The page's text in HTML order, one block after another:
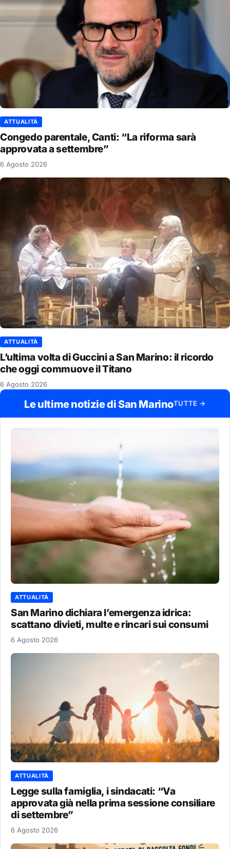
ATTUALITÀ
Congedo parentale, Canti: “La riforma sarà
approvata a settembre”
6 Agosto 2026
ATTUALITÀ
L’ultima volta di Guccini a San Marino: il ricordo
che oggi commuove il Titano
6 Agosto 2026
Le ultime notizie di San MarinoTUTTE →
ATTUALITÀ
San Marino dichiara l’emergenza idrica:
scattano divieti, multe e rincari sui consumi
6 Agosto 2026
ATTUALITÀ
Legge sulla famiglia, i sindacati: “Va
approvata già nella prima sessione consiliare
di settembre”
6 Agosto 2026